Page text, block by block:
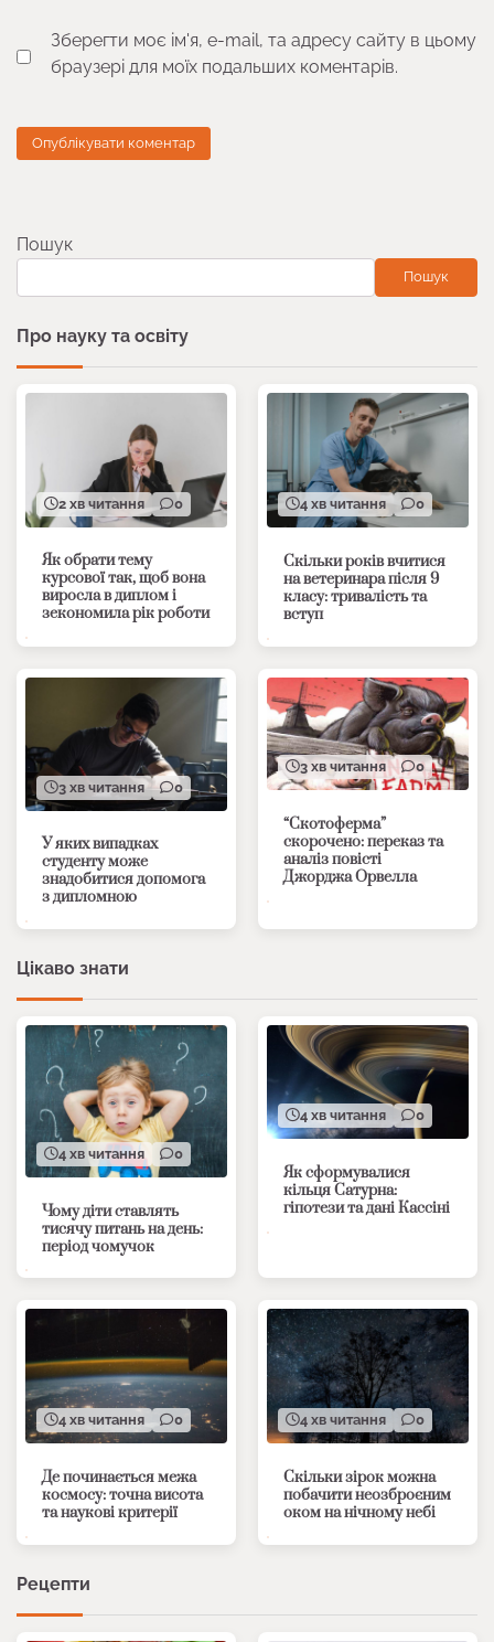
Зберегти моє ім'я, e-mail, та адресу сайту в цьому
браузері для моїх подальших коментарів.
Пошук
Пошук
Про науку та освіту
2 хв читання 0
Як обрати тему
курсової так, щоб вона
виросла в диплом і
зекономила рік роботи
4 хв читання 0
Скільки років вчитися
на ветеринара після 9
класу: тривалість та
вступ
3 хв читання 0
У яких випадках
студенту може
знадобитися допомога
з дипломною
3 хв читання 0
“Скотоферма”
скорочено: переказ та
аналіз повісті
Джорджа Орвелла
Цікаво знати
4 хв читання 0
Чому діти ставлять
тисячу питань на день:
період чомучок
4 хв читання 0
Як сформувалися
кільця Сатурна:
гіпотези та дані Кассіні
4 хв читання 0
Де починається межа
космосу: точна висота
та наукові критерії
4 хв читання 0
Скільки зірок можна
побачити неозброєним
оком на нічному небі
Рецепти